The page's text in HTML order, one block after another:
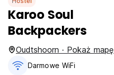
Karoo Soul
Backpackers
Oudtshoorn · Pokaż mapę
Darmowe WiFi